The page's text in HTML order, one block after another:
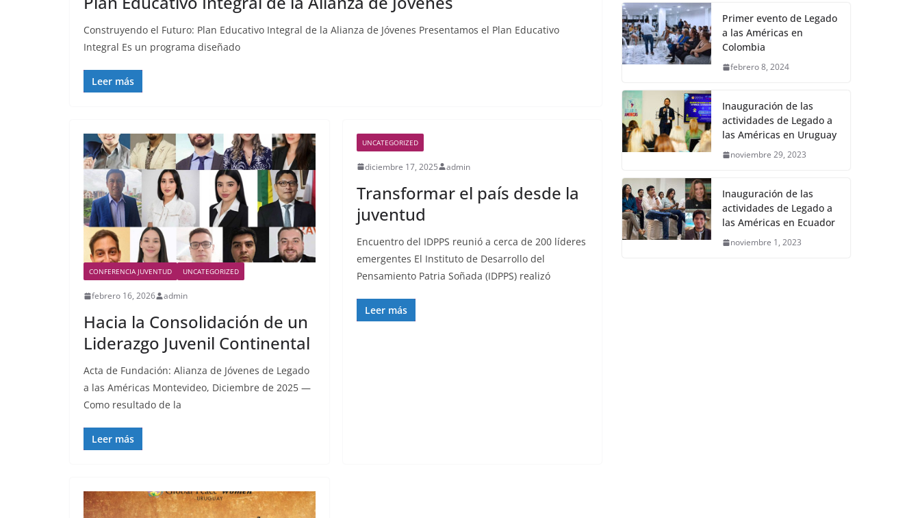
Construyendo el Futuro: Plan Educativo Integral de la Alianza de Jóvenes Presentamos el Plan Educativo
Integral Es un programa diseñado
Leer más
CONFERENCIA JUVENTUD UNCATEGORIZED
febrero 16, 2026 admin
Hacia la Consolidación de un
Liderazgo Juvenil Continental
Acta de Fundación: Alianza de Jóvenes de Legado
a las Américas Montevideo, Diciembre de 2025 —
Como resultado de la
Leer más
UNCATEGORIZED
diciembre 17, 2025 admin
Transformar el país desde la
juventud
Encuentro del IDPPS reunió a cerca de 200 líderes
emergentes El Instituto de Desarrollo del
Pensamiento Patria Soñada (IDPPS) realizó
Leer más
Primer evento de Legado
a las Américas en
Colombia
febrero 8, 2024
Inauguración de las
actividades de Legado a
las Américas en Uruguay
noviembre 29, 2023
Inauguración de las
actividades de Legado a
las Américas en Ecuador
noviembre 1, 2023